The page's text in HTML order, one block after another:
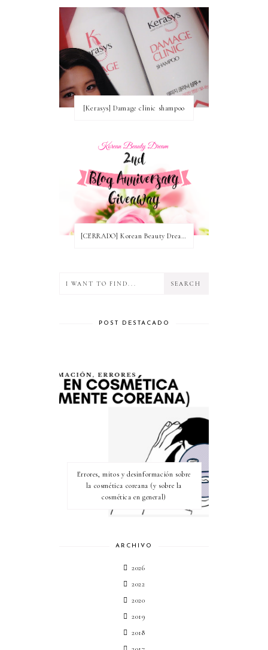
[Kerasys] Damage clinic shampoo
[CERRADO] Korean Beauty Dream Blog Anniversary Nº2! ~ Ganadoras
POST DESTACADO
Errores, mitos y desinformación sobre
la cosmética coreana (y sobre la
cosmética en general)
ARCHIVO
2026
2022
2020
2019
2018